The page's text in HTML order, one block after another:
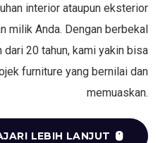
interior ataupun eksterior
milik Anda. Dengan berbekal
dari 20 tahun, kami yakin bisa
furniture yang bernilai dan
memuaskan.
LEBIH LANJUT